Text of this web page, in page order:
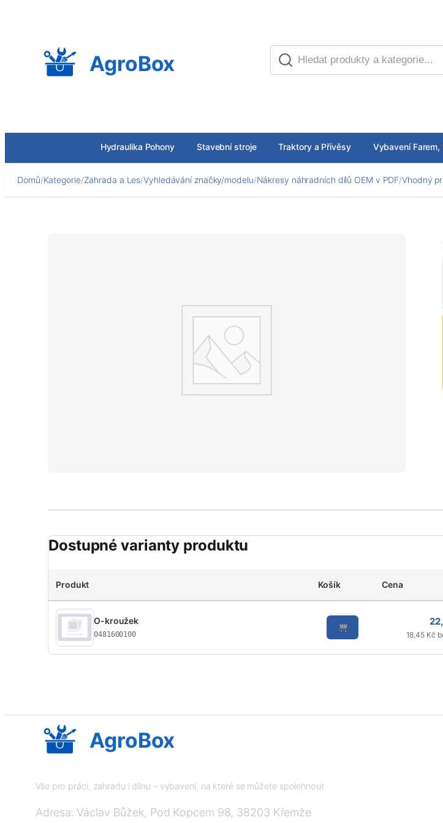
AgroBox
Hydraulika Pohony Stavební stroje Traktory a Přívěsy Vybavení Farem,
Domů/Kategorie/Zahrada a Les/Vyhledávání značky/modelu/Nákresy náhradních dílů OEM v PDF/Vhodný
Dostupné varianty produktu
Produkt Košík Cena
O-kroužek
0481600100 18,45 Kč
AgroBox
Vše pro práci, zahradu i dílnu – vybavení, na které se můžete spolehnout
Adresa: Václav Bůžek, Pod Kopcem 98, 38203 Křemže